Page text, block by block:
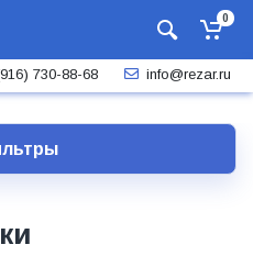
0
730-88-68 info@rezar.ru